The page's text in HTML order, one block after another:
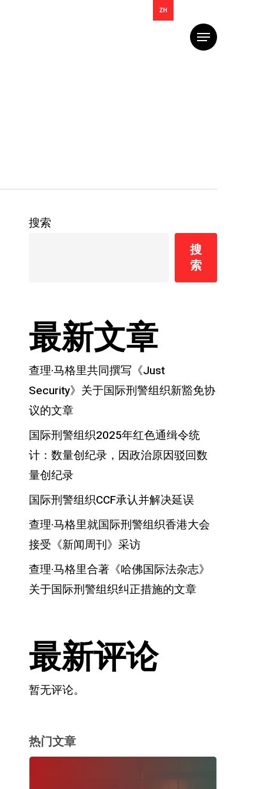
ZH
菜
单
搜索
搜
索
最新文章
查理·马格里共同撰写《Just
Security》关于国际刑警组织新豁免协
议的文章
国际刑警组织2025年红色通缉令统
计：数量创纪录，因政治原因驳回数
量创纪录
国际刑警组织CCF承认并解决延误
查理·马格里就国际刑警组织香港大会
接受《新闻周刊》采访
查理·马格里合著《哈佛国际法杂志》
关于国际刑警组织纠正措施的文章
最新评论
暂无评论。
热门文章